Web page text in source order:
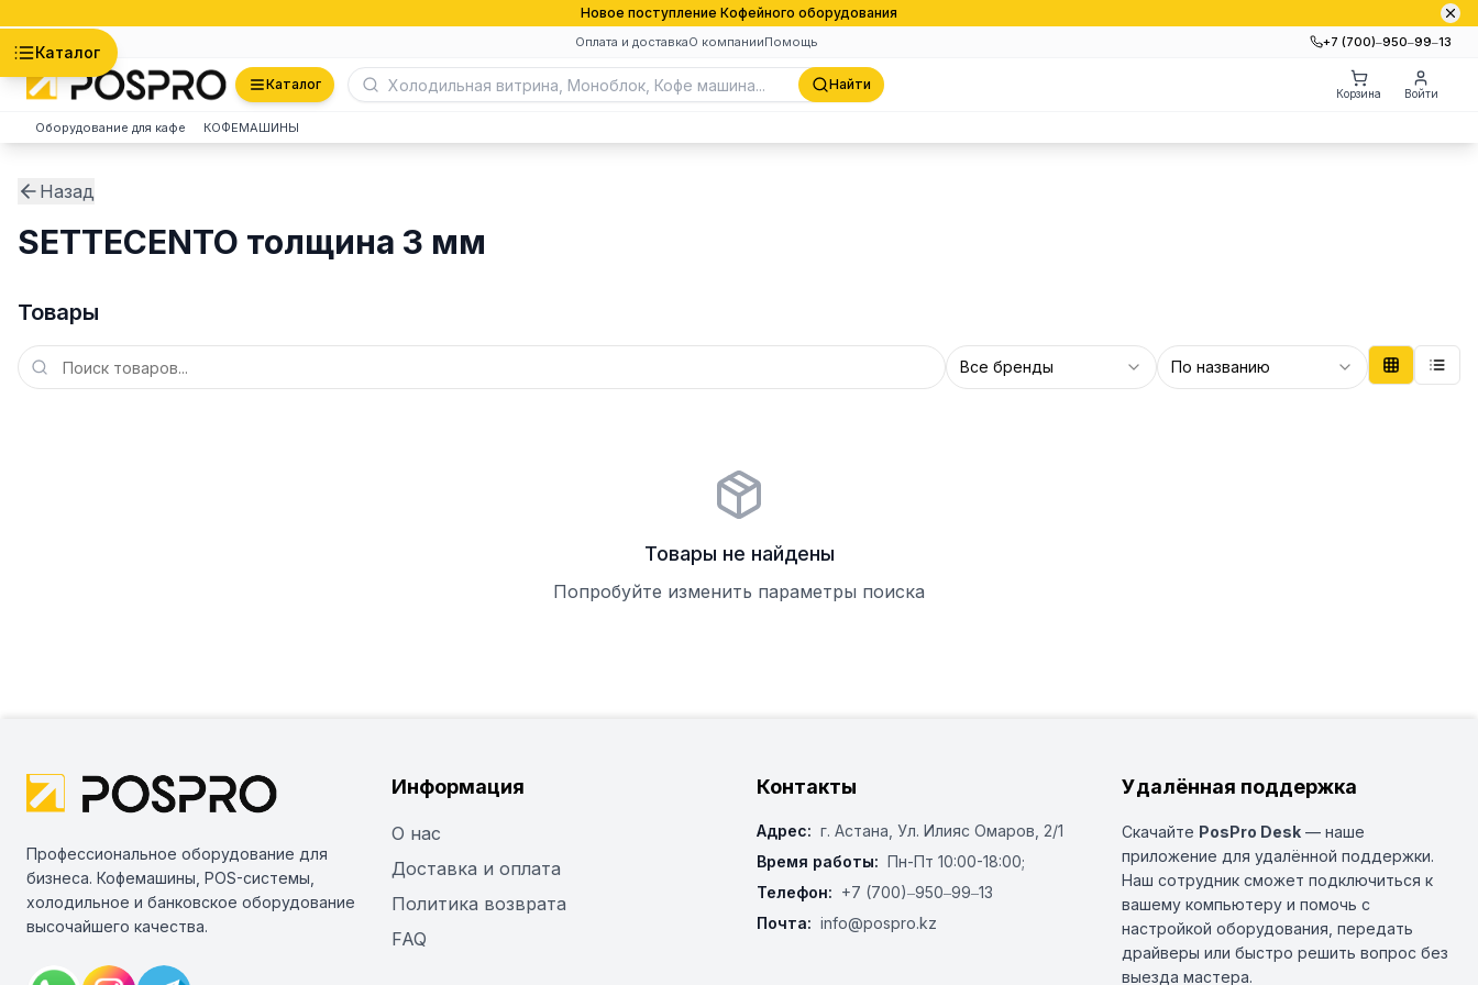
Новое поступление Кофейного оборудования
Оплата и доставкаО компанииПомощь +7 (700)‒950‒99‒13
Каталог
Каталог Найти
Корзина Войти
Оборудование для кафе КОФЕМАШИНЫ
Назад
SETTECENTO толщина 3 мм
Товары
Все бренды По названию
Товары не найдены
Попробуйте изменить параметры поиска
Профессиональное оборудование для
бизнеса. Кофемашины, POS-системы,
холодильное и банковское оборудование
высочайшего качества.
Информация
О нас
Доставка и оплата
Политика возврата
FAQ
Контакты
Адрес: г. Астана, ​Ул. Илияс Омаров, 2/1
Время работы: Пн-Пт 10:00-18:00;
Телефон: +7 (700)‒950‒99‒13
Почта: info@pospro.kz
Удалённая поддержка
Скачайте PosPro Desk — наше
приложение для удалённой поддержки.
Наш сотрудник сможет подключиться к
вашему компьютеру и помочь с
настройкой оборудования, передать
драйверы или быстро решить вопрос без
выезда мастера.